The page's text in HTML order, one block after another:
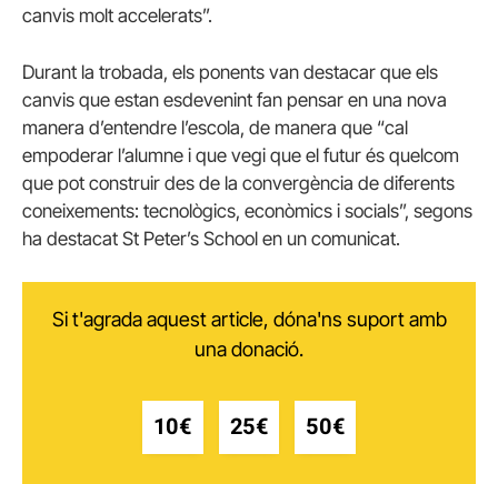
canvis molt accelerats”.
Durant la trobada, els ponents van destacar que els
canvis que estan esdevenint fan pensar en una nova
manera d’entendre l’escola, de manera que “cal
empoderar l’alumne i que vegi que el futur és quelcom
que pot construir des de la convergència de diferents
coneixements: tecnològics, econòmics i socials”, segons
ha destacat St Peter’s School en un comunicat.
Si t'agrada aquest article, dóna'ns suport amb
una donació.
10€ 25€ 50€